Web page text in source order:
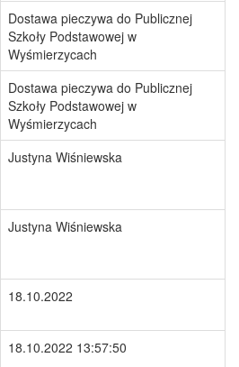
Dostawa pieczywa do Publicznej
Szkoły Podstawowej w
Wyśmierzycach
Dostawa pieczywa do Publicznej
Szkoły Podstawowej w
Wyśmierzycach
Justyna Wiśniewska
Justyna Wiśniewska
18.10.2022
18.10.2022 13:57:50